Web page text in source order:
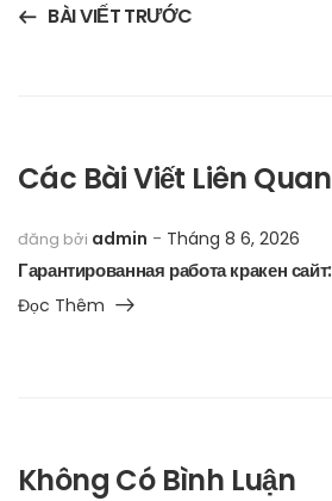
BÀI VIẾT TRƯỚC
Các Bài Viết Liên Quan
đăng bởi admin Tháng 8 6, 2026
Đọc Thêm
Không Có Bình Luận